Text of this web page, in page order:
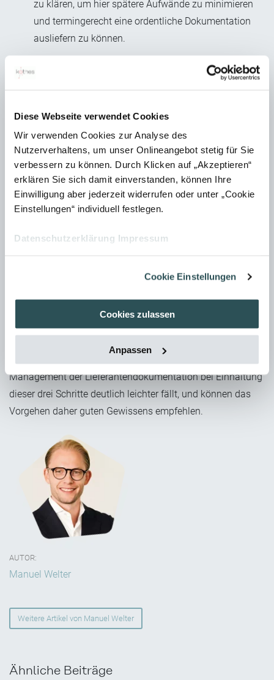
Diese Webseite verwendet Cookies
Wir verwenden Cookies zur Analyse des
Nutzerverhaltens, um unser Onlineangebot stetig für Sie
verbessern zu können. Durch Klicken auf „Akzeptieren“
erklären Sie sich damit einverstanden, können Ihre
Einwilligung aber jederzeit widerrufen oder unter „Cookie
Einstellungen“ individuell festlegen.
Datenschutzerklärung Impressum
Cookie Einstellungen
Cookies zulassen
Anpassen
zu klären, um hier spätere Aufwände zu minimieren
und termingerecht eine ordentliche Dokumentation
ausliefern zu können.
Nachdem der Standard definiert ist, lässt sich daraus
als auch zur Lieferantenbewertung verwendet werden
kann. Genauso wie der Standard können diese
Checklisten bei sehr auftragsspezifischen Projekten
um spezielle Anforderungen ergänzt werden.
Leitfaden für die Mitarbeiter
Ein kleiner Leitfaden zur Umsetzung der ersten beiden
schnell in den Prüfprozess einarbeiten können. Ein
Prozessdiagramm enthalten. Eine interne Schulung
rundet das Vorgehen ab und sorgt dafür, dass im
gesamten Unternehmen der gleiche Anspruch an die
angelieferten Dokumente gelebt wird.
Management der Lieferantendokumentation bei Einhaltung
dieser drei Schritte deutlich leichter fällt, und können das
Vorgehen daher guten Gewissens empfehlen.
AUTOR:
Manuel Welter
Weitere Artikel von Manuel Welter
Ähnliche Beiträge